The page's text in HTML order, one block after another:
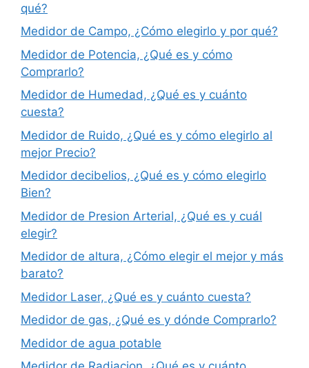
qué?
Medidor de Campo, ¿Cómo elegirlo y por qué?
Medidor de Potencia, ¿Qué es y cómo
Comprarlo?
Medidor de Humedad, ¿Qué es y cuánto
cuesta?
Medidor de Ruido, ¿Qué es y cómo elegirlo al
mejor Precio?
Medidor decibelios, ¿Qué es y cómo elegirlo
Bien?
Medidor de Presion Arterial, ¿Qué es y cuál
elegir?
Medidor de altura, ¿Cómo elegir el mejor y más
barato?
Medidor Laser, ¿Qué es y cuánto cuesta?
Medidor de gas, ¿Qué es y dónde Comprarlo?
Medidor de agua potable